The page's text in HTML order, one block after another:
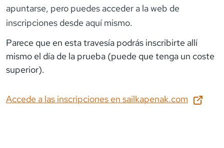
apuntarse, pero puedes acceder a la web de
inscripciones desde aquí mismo.
Parece que en esta travesía podrás inscribirte allí
mismo el día de la prueba (puede que tenga un coste
superior).
Accede a las inscripciones en sailkapenak.com